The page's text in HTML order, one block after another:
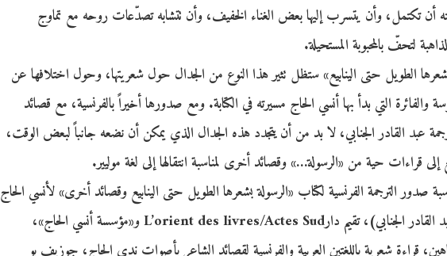
أن تكتمل، وأن يتسرب إليها بعض الغناء الخفيف، وأن تتشابه تصدّعات روحه مع تماوج
لتحفّ بالمحبوبة المستحيلة.
الطويل حتى الينابيع» ستظل تثير هذا النوع من الجدال حول شعريتها، وحول اختلافها عن
والفائرة التي بدأ بها أنسي الحاج مسيرته في الكتابة. ومع صدورها أخيراً بالفرنسية، مع قصائد
عبد القادر الجنابي، لا بد من أن يتجدد هذه الجدال الذي يمكن أن نضعه جانباً لبعض الوقت،
قراءات حية من «الرسولة…» وقصائد أخرى لمناسبة انتقالها إلى لغة موليير.
صدور الترجمة الفرنسية لكتاب «الرسولة بشعرها الطويل حتى الينابيع وقصائد أخرى» لأنسي الحاج
(ترجمة عبد القادر الجنابي)، تقيم دارL’orient des livres/Actes Sud و«مؤسسة أنسي الحاج»،
قراءة شعرية باللغتين العربية والفرنسية لقصائد الشاعر بأصوات ندى الحاج، جوزيف بو